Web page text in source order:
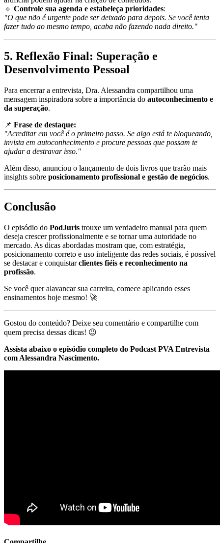
🔹 Controle sua agenda e estabeleça prioridades:
"O que não é urgente pode ser deixado para depois. Se você tenta
fazer tudo ao mesmo tempo, acaba não fazendo nada direito."
5. Reflexão Final: Superação e
Desenvolvimento Pessoal
Para encerrar a entrevista, Dra. Alessandra compartilhou uma
mensagem inspiradora sobre a importância do autoconhecimento e
da superação.
📌 Frase de destaque:
"Acreditar em você é o primeiro passo. Se algo está te bloqueando,
invista em autoconhecimento e procure pessoas que possam te
ajudar a destravar isso."
Além disso, anunciou o lançamento de dois livros que trarão mais
insights sobre posicionamento profissional e gestão de negócios.
Conclusão
O episódio do PodJuris trouxe um verdadeiro manual para quem
deseja crescer profissionalmente e se tornar uma autoridade no
mercado. As dicas abordadas mostram que, com estratégia,
posicionamento correto e uso inteligente das redes sociais, é possível
se destacar e conquistarclientes fiéis e reconhecimento na
profissão.
Se você quer alavancar sua carreira, comece aplicando esses
ensinamentos hoje mesmo! 🚀
Gostou do conteúdo? Deixe seu comentário e compartilhe com
quem precisa dessas dicas! 😉
Assista abaixo o episódio completo do Podcast PVA Entrevista
com Alessandra Nascimento.